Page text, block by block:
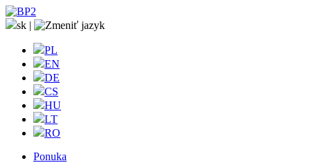
sk |
PL
EN
DE
CS
HU
LT
RO
Ponuka